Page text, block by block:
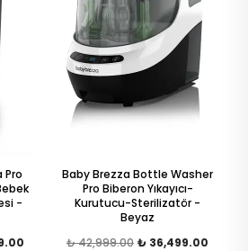
Pro
-
Baby Brezza Bottle Washer
Pro Biberon Yıkayıcı-
Kurutucu-Sterilizatör -
Beyaz
₺ 42,999.00 ₺ 36,499.00